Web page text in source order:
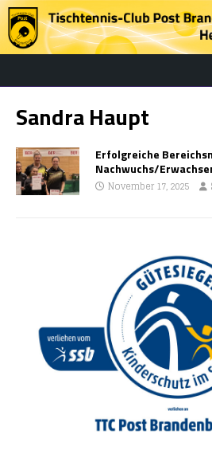
Sandra Haupt
Erfolgreiche
Nachwuchs/
November 17, 2025